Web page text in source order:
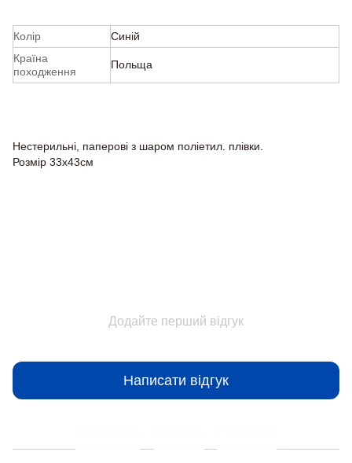
Колір
Синій
Країна
походження
Польща
Нестерильні, паперові з шаром поліетил. плівки.
Розмір 33х43см
Додайте перший відгук
Написати відгук